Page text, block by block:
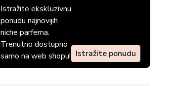
Istražite ekskluzivnu
ponudu najnovijih
niche parfema.
Trenutno dostupno
samo na web shopu! Istražite ponudu